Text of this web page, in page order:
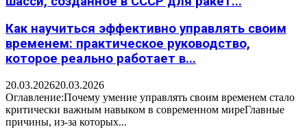
Как научиться эффективно управлять своим
временем: практическое руководство,
которое реально работает в...
20.03.202620.03.2026
Оглавление:Почему умение управлять своим временем стало
критически важным навыком в современном миреГлавные
причины, из-за которых...